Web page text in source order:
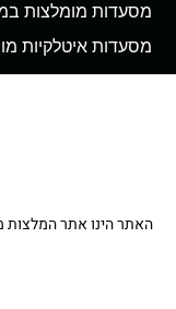
מסעדות מומלצות
מסעדות איטלקיות
האתר הינו אתר המלצות